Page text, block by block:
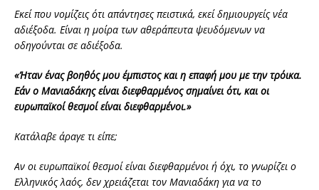
Εκεί που νομίζεις ότι απάντησες πειστικά, εκεί δημιουργείς νέα
αδιέξοδα. Είναι η μοίρα των αθεράπευτα ψευδόμενων να
οδηγούνται σε αδιέξοδα.
«Ήταν ένας βοηθός μου έμπιστος και η επαφή μου με την τρόικα.
Εάν ο Μανιαδάκης είναι διεφθαρμένος σημαίνει ότι, και οι
ευρωπαϊκοί θεσμοί είναι διεφθαρμένοι.»
Κατάλαβε άραγε τι είπε;
Αν οι ευρωπαϊκοί θεσμοί είναι διεφθαρμένοι ή όχι, το γνωρίζει ο
Ελληνικός λαός, δεν χρειάζεται τον Μανιαδάκη για να το